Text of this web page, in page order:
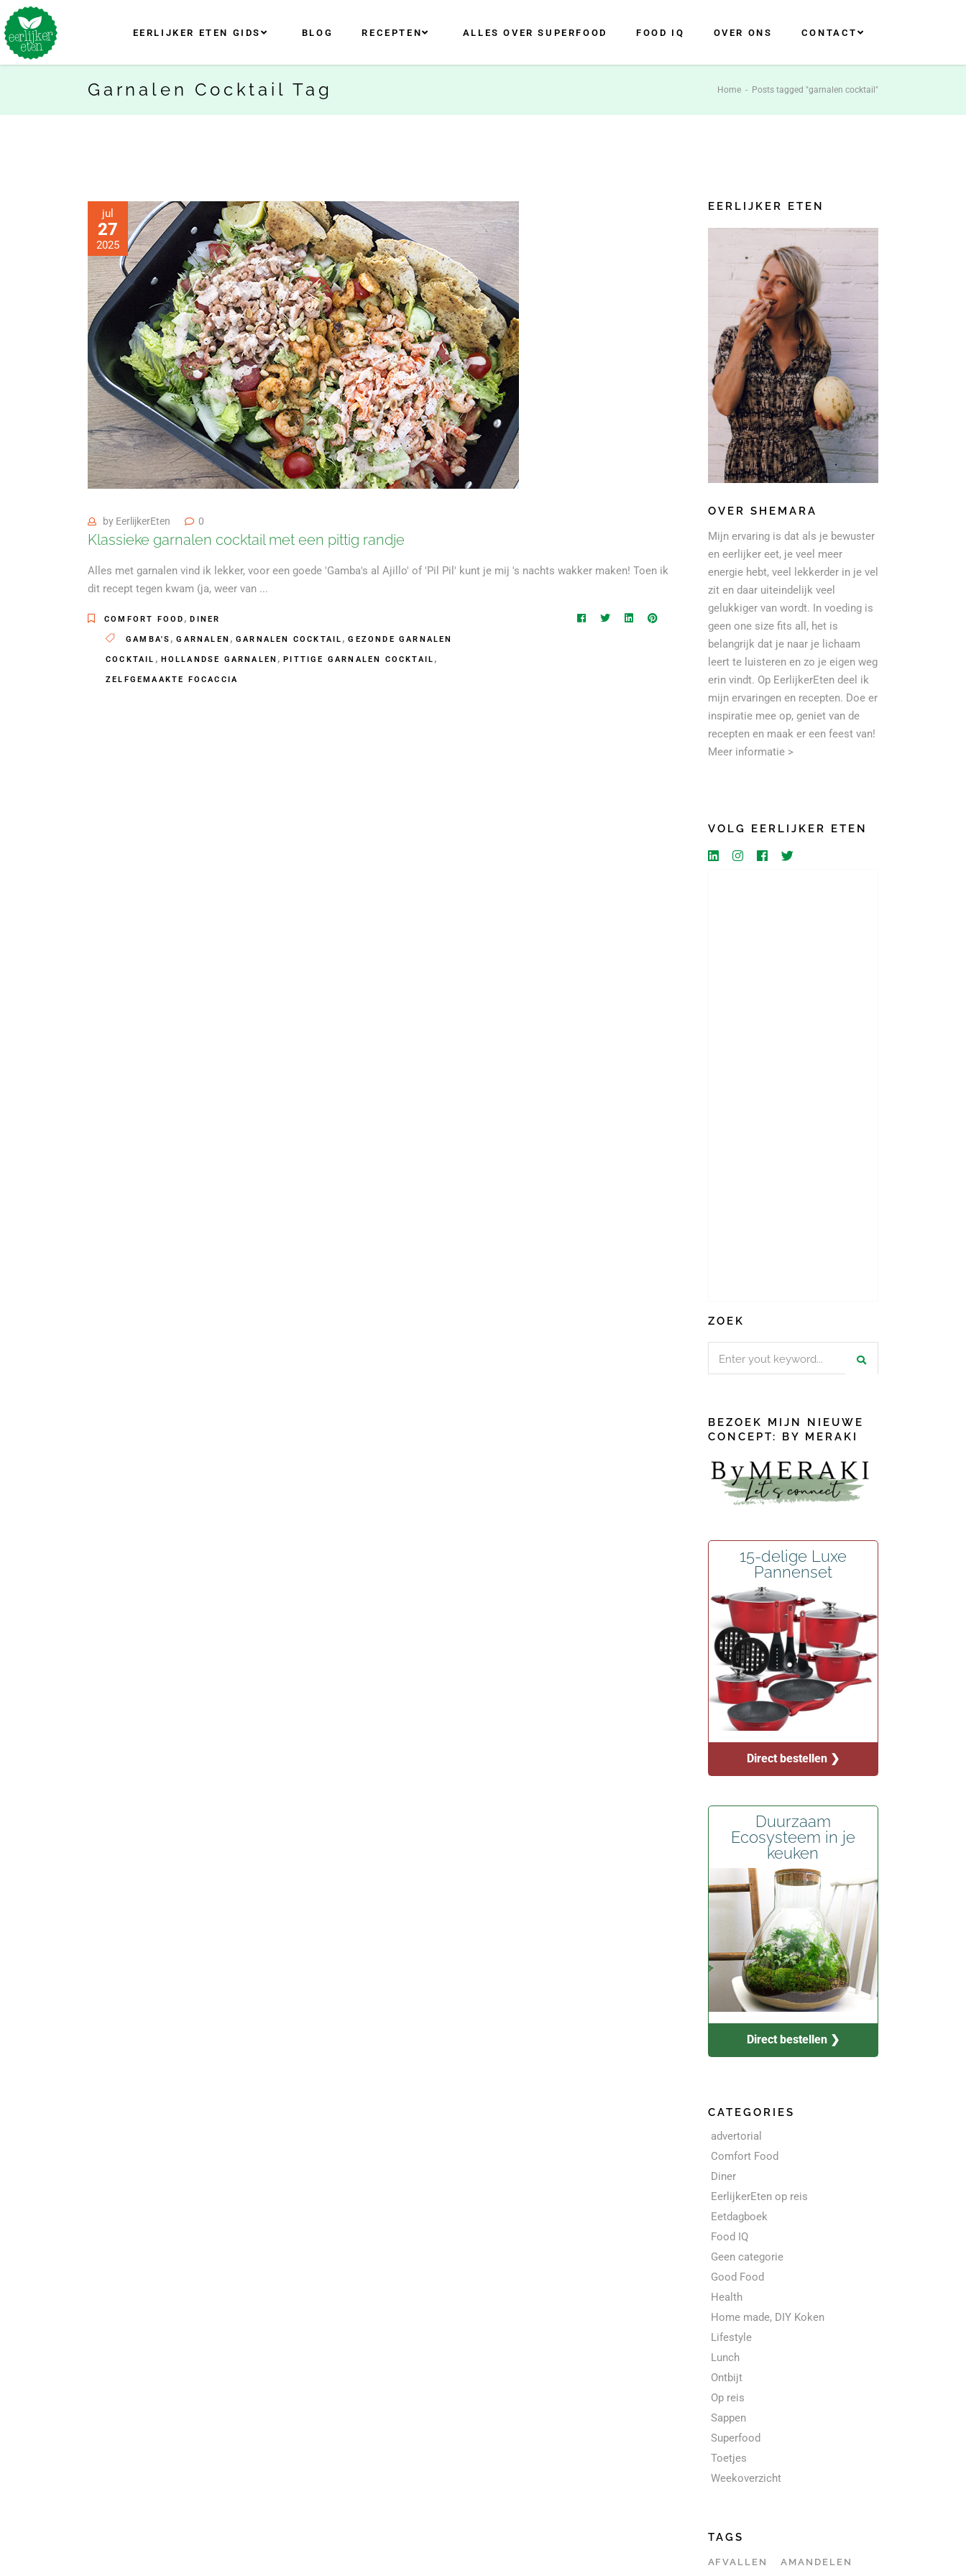
EERLIJKER ETEN GIDS BLOG RECEPTEN ALLES OVER SUPERFOOD FOOD IQ OVER ONS CONTACT
Garnalen Cocktail Tag Home - Posts tagged "garnalen cocktail"
jul
27
2025
by EerlijkerEten 0
Klassieke garnalen cocktail met een pittig randje
Alles met garnalen vind ik lekker, voor een goede 'Gamba's al Ajillo' of 'Pil Pil' kunt je mij 's nachts wakker maken! Toen ik
dit recept tegen kwam (ja, weer van
COMFORT FOOD ,DINER
GAMBA'S ,GARNALEN ,GARNALEN COCKTAIL ,GEZONDE GARNALEN
COCKTAIL , HOLLANDSE GARNALEN ,PITTIGE GARNALEN COCKTAIL ,
ZELFGEMAAKTE FOCACCIA
EERLIJKER ETEN
OVER SHEMARA
Mijn ervaring is dat als je bewuster
en eerlijker eet, je veel meer
energie hebt, veel lekkerder in je vel
zit en daar uiteindelijk veel
gelukkiger van wordt. In voeding is
geen one size fits all, het is
belangrijk dat je naar je lichaam
leert te luisteren en zo je eigen weg
erin vindt. Op EerlijkerEten deel ik
mijn ervaringen en recepten. Doe er
inspiratie mee op, geniet van de
recepten en maak er een feest van!
Meer informatie >
VOLG EERLIJKER ETEN
ZOEK
BEZOEK MIJN NIEUWE
CONCEPT: BY MERAKI
15-delige Luxe
Pannenset
Direct bestellen ❯
Duurzaam
Ecosysteem in je
keuken
Direct bestellen ❯
CATEGORIES
advertorial
Comfort Food
Diner
EerlijkerEten op reis
Eetdagboek
Food IQ
Geen categorie
Good Food
Health
Home made, DIY Koken
Lifestyle
Lunch
Ontbijt
Op reis
Sappen
Superfood
Toetjes
Weekoverzicht
TAGS
AFVALLEN AMANDELEN